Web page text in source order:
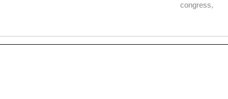
congress,